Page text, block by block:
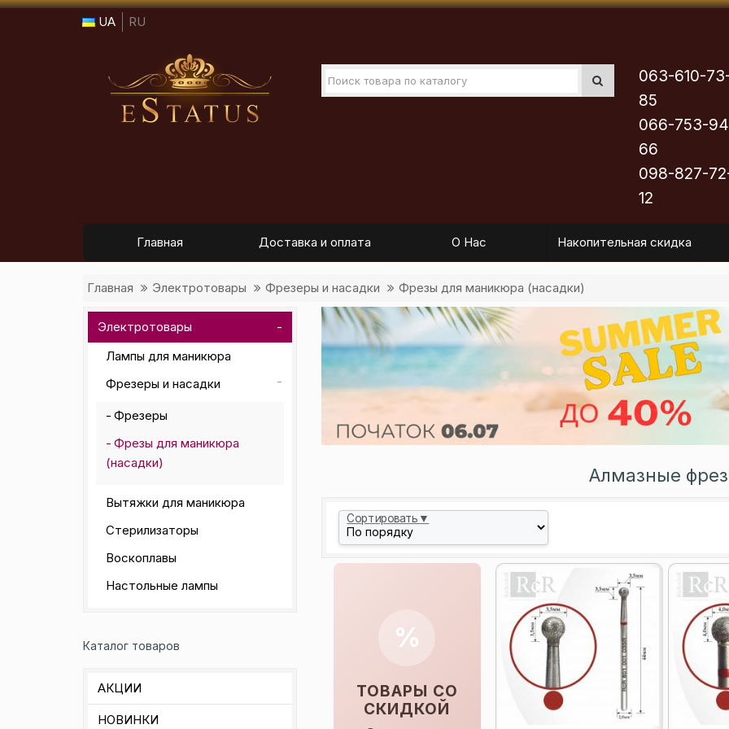
UA RU
063-610-
85
066-753-
66
098-827-
12
Главная Доставка и оплата О Нас Накопительная скидка
Главная Электротовары Фрезеры и насадки Фрезы для маникюра (насадки)
Электротовары
Лампы для маникюра
Фрезеры и насадки
Фрезеры
Фрезы для маникюра
(насадки)
Вытяжки для маникюра
Стерилизаторы
Воскоплавы
Настольные лампы
Каталог товаров
АКЦИИ
НОВИНКИ
Алмазные
Сортировать▼
%
ТОВАРЫ СО
СКИДКОЙ